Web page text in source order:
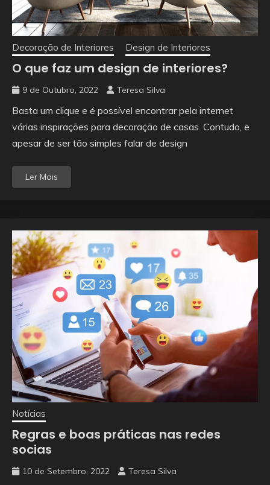
Decoração de Interiores Design de Interiores
O que faz um design de interiores?
9 de Outubro, 2022 Teresa Silva
Basta um clique e é possível encontrar pela internet
várias inspirações para decoração de casas. Contudo, e
apesar de ser tão simples falar de design
Ler Mais
Notícias
Regras e boas práticas nas redes
socias
10 de Setembro, 2022 Teresa Silva